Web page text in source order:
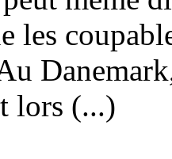
les
lors (...)